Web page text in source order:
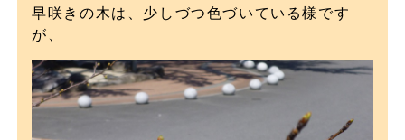
早咲きの木は、少しづつ色づいている様です
が、